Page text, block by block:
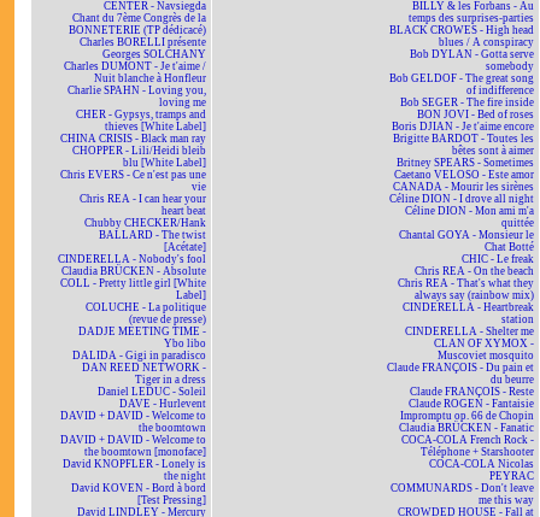
CENTER - Navsiegda
Chant du 7ème Congrès de la
BONNETERIE (TP dédicacé)
Charles BORELLI présente
Georges SOLCHANY
Charles DUMONT - Je t'aime /
Nuit blanche à Honfleur
Charlie SPAHN - Loving you,
loving me
CHER - Gypsys, tramps and
thieves [White Label]
CHINA CRISIS - Black man ray
CHOPPER - Lili/Heidi bleib
blu [White Label]
Chris EVERS - Ce n'est pas une
vie
Chris REA - I can hear your
heart beat
Chubby CHECKER/Hank
BALLARD - The twist
[Acétate]
CINDERELLA - Nobody's fool
Claudia BRÜCKEN - Absolute
COLL - Pretty little girl [White
Label]
COLUCHE - La politique
(revue de presse)
DADJE MEETING TIME -
Ybo libo
DALIDA - Gigi in paradisco
DAN REED NETWORK -
Tiger in a dress
Daniel LEDUC - Soleil
DAVE - Hurlevent
DAVID + DAVID - Welcome to
the boomtown
DAVID + DAVID - Welcome to
the boomtown [monoface]
David KNOPFLER - Lonely is
the night
David KOVEN - Bord à bord
[Test Pressing]
David LINDLEY - Mercury
BILLY & les Forbans - Au
temps des surprises-parties
BLACK CROWES - High head
blues / A conspiracy
Bob DYLAN - Gotta serve
somebody
Bob GELDOF - The great song
of indifference
Bob SEGER - The fire inside
BON JOVI - Bed of roses
Boris DJIAN - Je t'aime encore
Brigitte BARDOT - Toutes les
bêtes sont à aimer
Britney SPEARS - Sometimes
Caetano VELOSO - Este amor
CANADA - Mourir les sirènes
Céline DION - I drove all night
Céline DION - Mon ami m'a
quittée
Chantal GOYA - Monsieur le
Chat Botté
CHIC - Le freak
Chris REA - On the beach
Chris REA - That's what they
always say (rainbow mix)
CINDERELLA - Heartbreak
station
CINDERELLA - Shelter me
CLAN OF XYMOX -
Muscoviet mosquito
Claude FRANÇOIS - Du pain et
du beurre
Claude FRANÇOIS - Reste
Claude ROGEN - Fantaisie
Impromptu op. 66 de Chopin
Claudia BRÜCKEN - Fanatic
COCA-COLA French Rock -
Téléphone + Starshooter
COCA-COLA Nicolas
PEYRAC
COMMUNARDS - Don't leave
me this way
CROWDED HOUSE - Fall at